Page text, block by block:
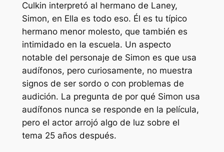
Culkin interpretó al hermano de Laney,
Simon, en Ella es todo eso. Él es tu típico
hermano menor molesto, que también es
intimidado en la escuela. Un aspecto
notable del personaje de Simon es que usa
audífonos, pero curiosamente, no muestra
signos de ser sordo o con problemas de
audición. La pregunta de por qué Simon usa
audífonos nunca se responde en la película,
pero el actor arrojó algo de luz sobre el
tema 25 años después.